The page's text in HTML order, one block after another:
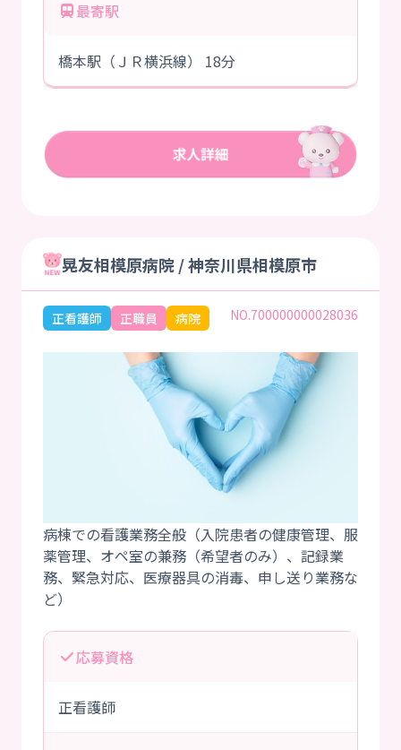
最寄駅
橋本駅（ＪＲ横浜線） 18分
晃友相模原病院 / 神奈川県相模原市
正看護師 正職員 病院 NO.700000000028036
病棟での看護業務全般（入院患者の健康管理、服
薬管理、オペ室の兼務（希望者のみ）、記録業
務、緊急対応、医療器具の消毒、申し送り業務な
応募資格
正看護師